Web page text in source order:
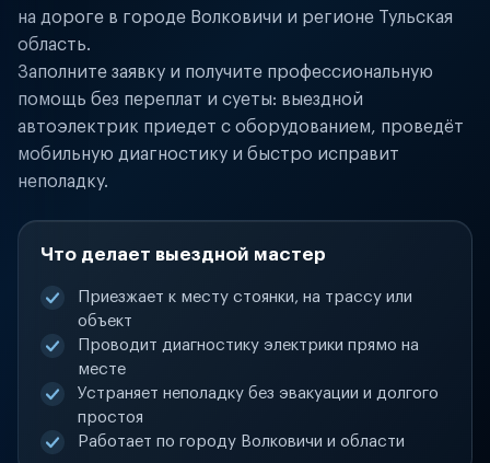
на дороге в городе Волковичи и регионе Тульская
область.
Заполните заявку и получите профессиональную
помощь без переплат и суеты: выездной
автоэлектрик приедет с оборудованием, проведёт
мобильную диагностику и быстро исправит
неполадку.
Что делает выездной мастер
Приезжает к месту стоянки, на трассу или
объект
Проводит диагностику электрики прямо на
месте
Устраняет неполадку без эвакуации и долгого
простоя
Работает по городу Волковичи и области